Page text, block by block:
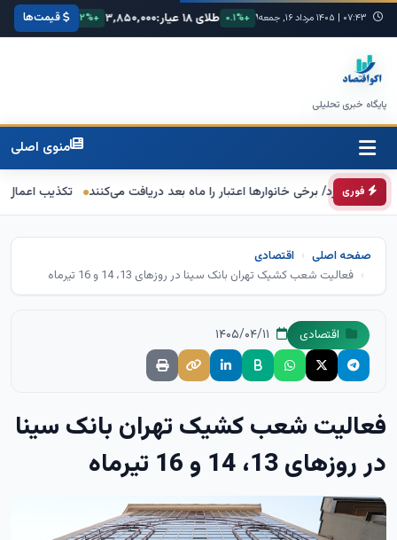
۰۷:۴۳ | ۱۴۰۵ مرداد ۱۶, جمعه +۰.۳% یورو:۷۴,۸۰۰ +۰.۱% طلای ۱۸ عیار: ۳,۸۵۰,۰۰۰ +۱.۲% سکه امامی:قیمت‌ها
پایگاه خبری تحلیلی
منوی اصلی
فوری
کرد/ برخی خانوارها اعتبار را ماه بعد دریافت می‌کنند تکذیب اعمال ضریب ۲.۷ برای اینترنت بین‌الملل از سوی سازمان تنظیم مقررات
صفحه اصلی
اقتصادی
فعالیت شعب کشیک تهران بانک سینا در روزهای 13، 14 و 16 تیرماه
اقتصادی
فعالیت شعب کشیک تهران بانک سینا
در روزهای 13، 14 و 16 تیرماه